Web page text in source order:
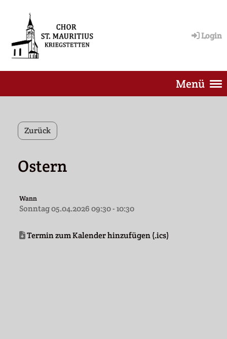
Login
Menü
Zurück
Ostern
Wann
Sonntag 05.04.2026 09:30 - 10:30
Termin zum Kalender hinzufügen (.ics)